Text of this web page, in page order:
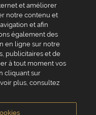
26600 TAIN
Cookies
et améliorer
notre contenu et
et afin
également des
en ligne sur notre
publicitaires et de
à tout moment vos
cliquant sur
plus, consultez